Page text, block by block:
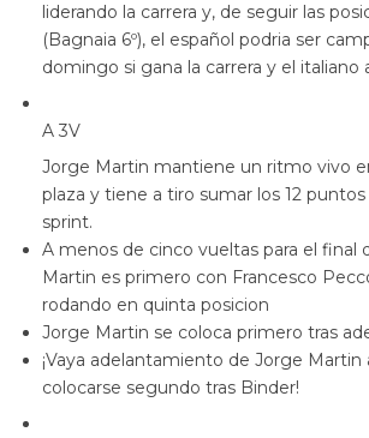
liderando la carrera y, de seguir las
(Bagnaia 6º), el español podria ser
domingo si gana la carrera y el italiano
A 3V
Jorge Martin mantiene un ritmo vivo
plaza y tiene a tiro sumar los 12 puntos
sprint.
A menos de cinco vueltas para el final
Martin es primero con Francesco
rodando en quinta posicion
Jorge Martin se coloca primero tras
¡Vaya adelantamiento de Jorge Martin
colocarse segundo tras Binder!